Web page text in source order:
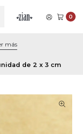
0
más
de 2 x 3 cm